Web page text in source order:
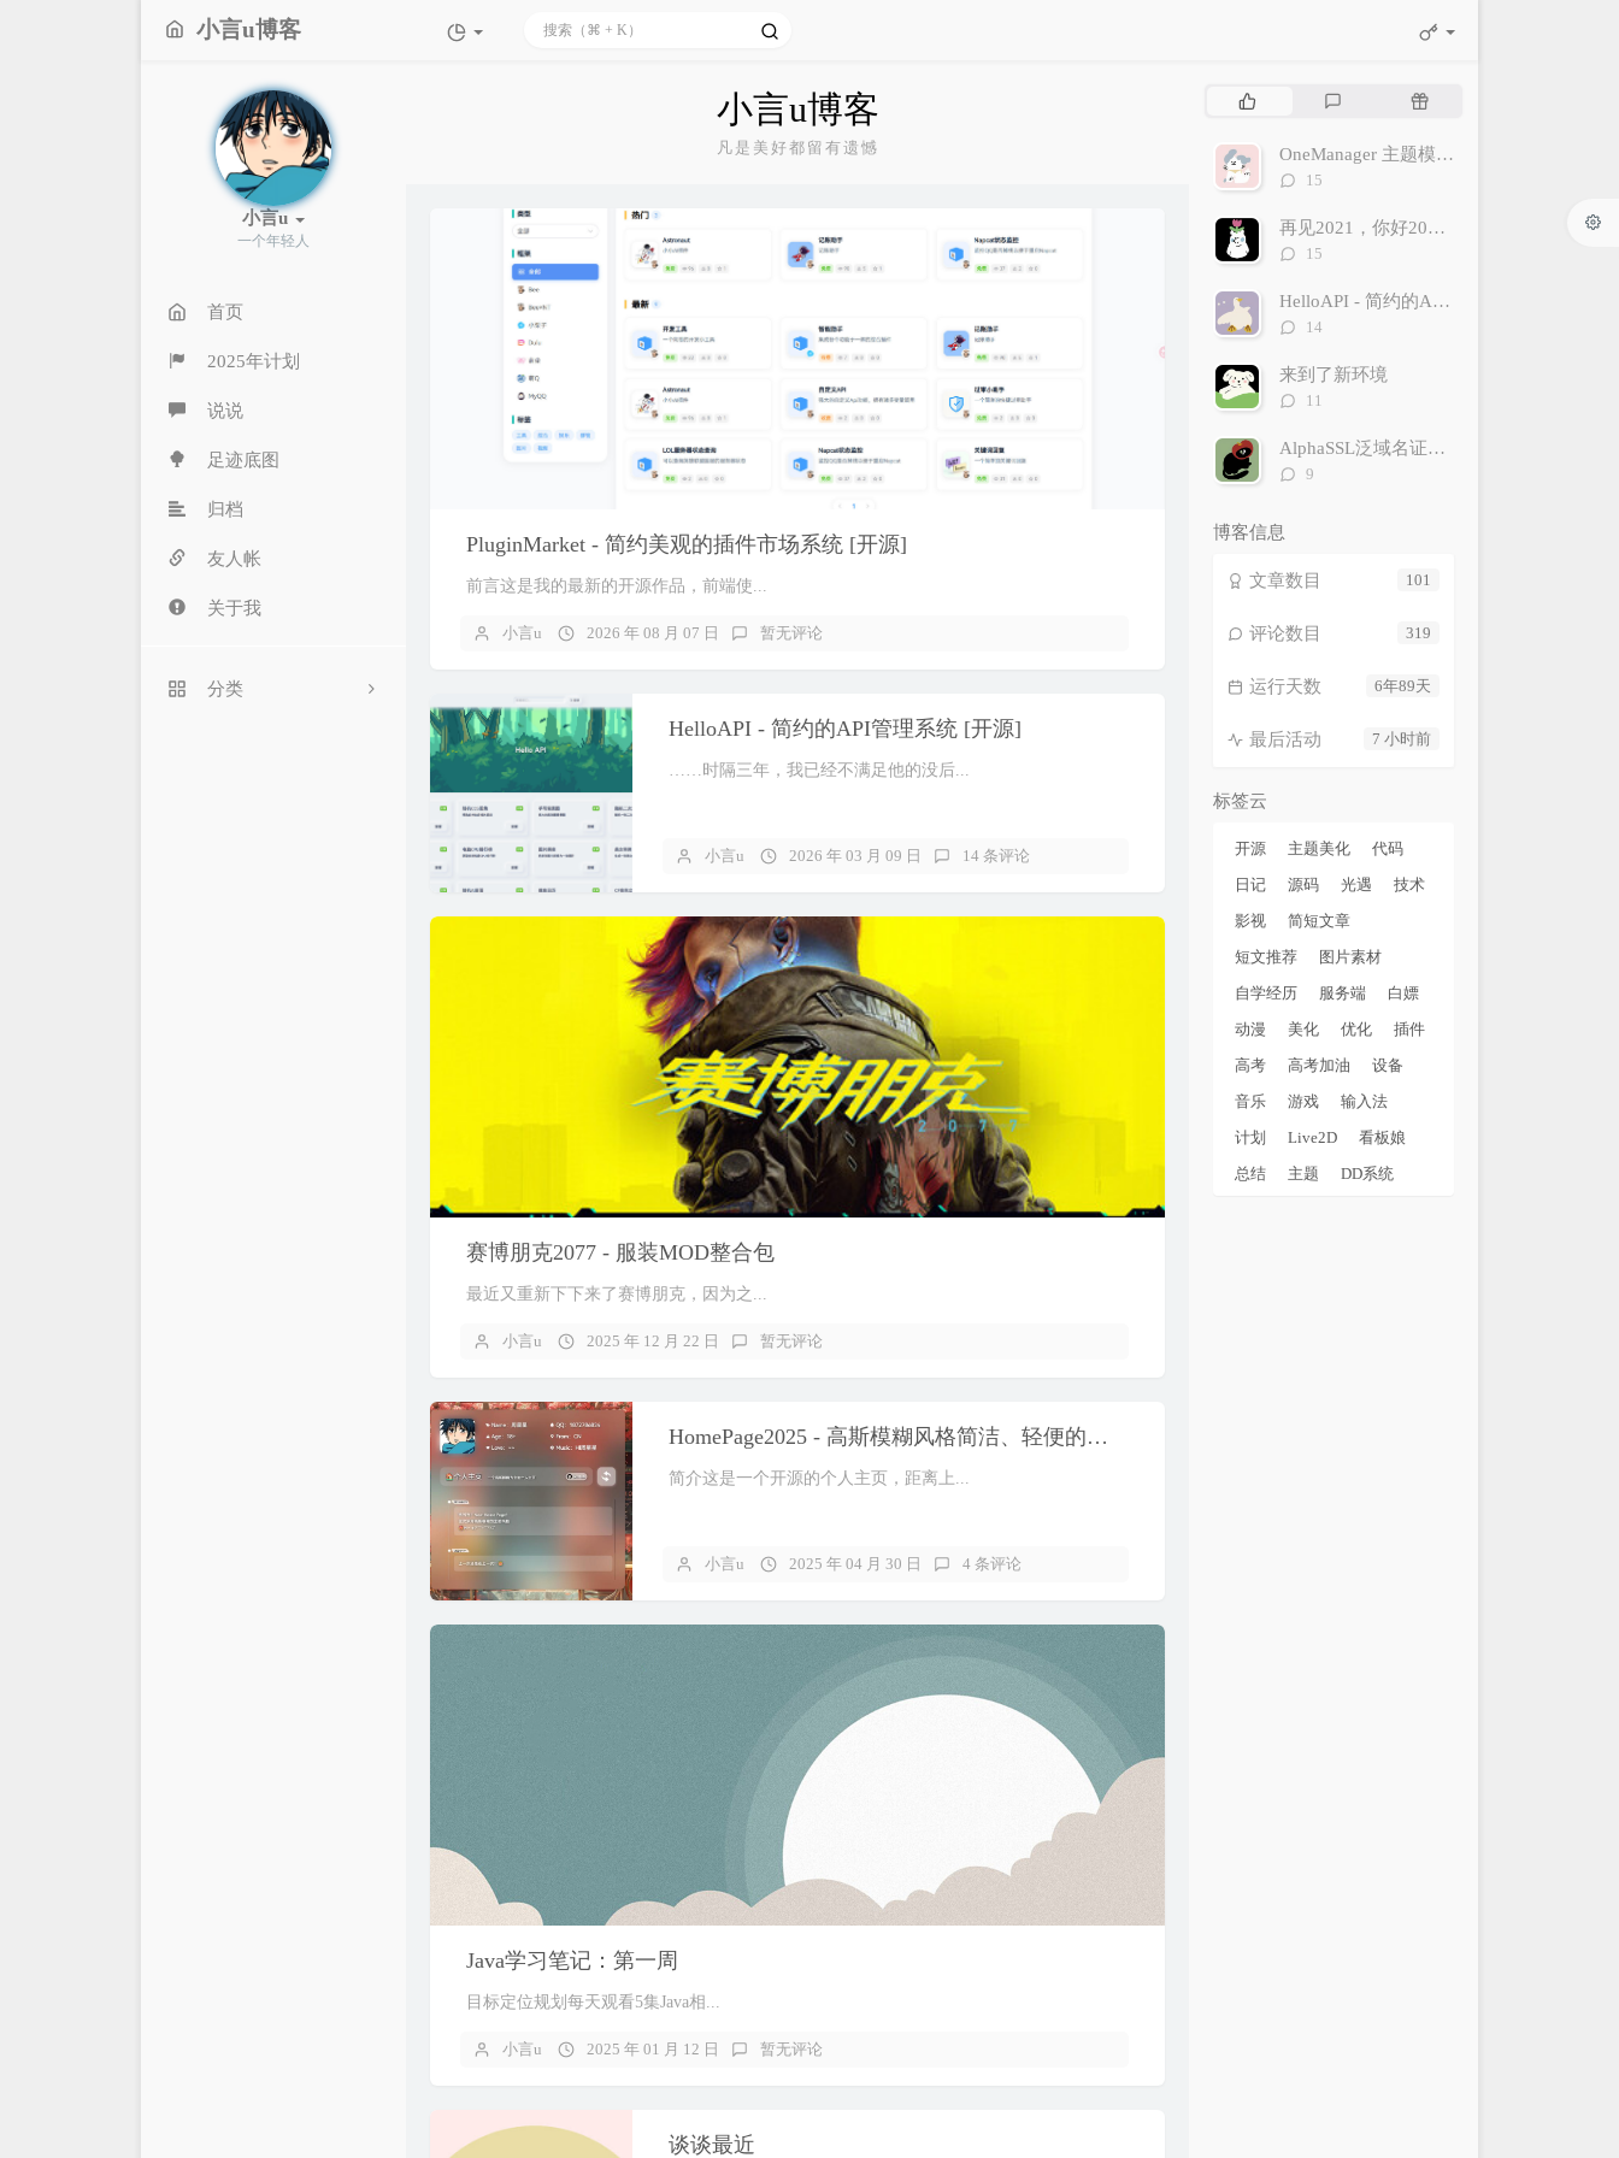
小言u博客
小言u
一个年轻人
首页
2025年计划
说说
足迹底图
归档
友人帐
关于我
分类
小言u博客
凡是美好都留有遗憾
PluginMarket - 简约美观的插件市场系统 [开源]
前言这是我的最新的开源作品，前端使...
小言u 2026 年 08 月 07 日 暂无评论
HelloAPI - 简约的API管理系统 [开源]
……时隔三年，我已经不满足他的没后...
小言u 2026 年 03 月 09 日 14 条评论
赛博朋克2077 - 服装MOD整合包
最近又重新下下来了赛博朋克，因为之...
小言u 2025 年 12 月 22 日 暂无评论
HomePage2025 - 高斯模糊风格简洁、轻便的个人主页 [开源]
简介这是一个开源的个人主页，距离上...
小言u 2025 年 04 月 30 日 4 条评论
Java学习笔记：第一周
目标定位规划每天观看5集Java相...
小言u 2025 年 01 月 12 日 暂无评论
谈谈最近
文
评
随
文OneManager 主题模板 XiaoYanU-DIY
评
数：
15
再见2021，你好2022。
评
数：
15
HelloAPI - 简约的API管理系统 [开源]
评
数：
14
来到了新环境
评
数：
11
AlphaSSL泛域名证书申请及使用
评
9
博客信息
101
文章数目
319
评论数目
6年89天
运行天数
7 小时前
最后活动
标签云
开源 主题美化
代码
日记
源码 光遇
技术
影视
简短文章
短文推荐
图片素材
自学经历
服务端
白嫖
动漫
美化 优化
插件
高考
高考加油
设备
音乐
游戏
输入法
计划
Live2D
看板娘
总结
主题 DD系统